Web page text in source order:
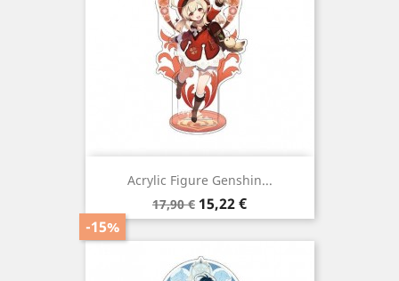
Acrylic Figure Genshin...
Preço
normal
17,90 €
-15%
Preço
15,22 €